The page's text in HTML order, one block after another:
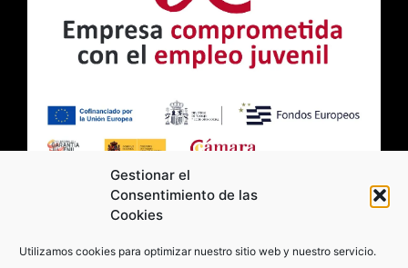
Gestionar el
Consentimiento de las
Cookies
Utilizamos cookies para optimizar nuestro sitio web y nuestro servicio.
2026 Moviltick technologies. Todos los